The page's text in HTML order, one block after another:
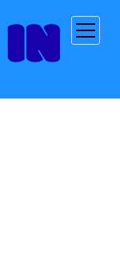
ouvrir
menu